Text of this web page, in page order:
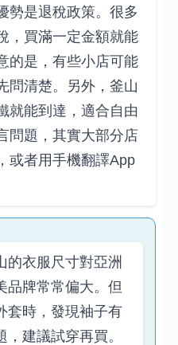
勢是退稅政策。很多
，買滿一定金額就能
的是，有些小店可能
問清楚。另外，釜山
就能到達，適合自由
問題，其實大部分店
或者用手機翻譯App
的衣服尺寸對亞洲
品牌常常偏大。但
套時，發現袖子有
建議試穿再買。